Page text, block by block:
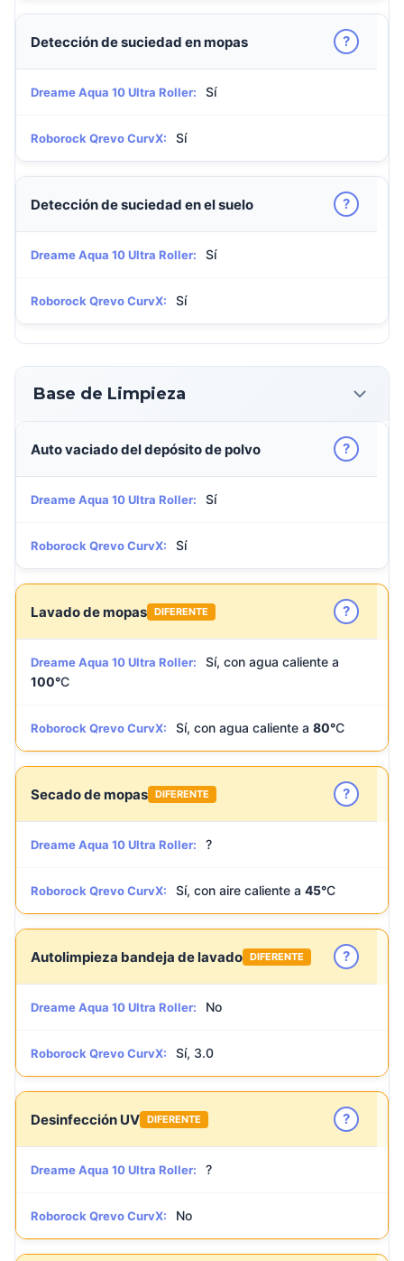
Detección de suciedad en mopas ?
Dreame Aqua 10 Ultra Roller: Sí
Roborock Qrevo CurvX: Sí
Detección de suciedad en el suelo ?
Dreame Aqua 10 Ultra Roller: Sí
Roborock Qrevo CurvX: Sí
Base de Limpieza
Auto vaciado del depósito de polvo ?
Dreame Aqua 10 Ultra Roller: Sí
Roborock Qrevo CurvX: Sí
Lavado de mopas DIFERENTE ?
Dreame Aqua 10 Ultra Roller:
Sí, con agua caliente a
100°C
Roborock Qrevo CurvX: Sí, con agua caliente a 80°C
Secado de mopas DIFERENTE ?
Dreame Aqua 10 Ultra Roller: ?
Roborock Qrevo CurvX: Sí, con aire caliente a 45°C
Autolimpieza bandeja de lavado DIFERENTE ?
Dreame Aqua 10 Ultra Roller: No
Roborock Qrevo CurvX: Sí, 3.0
Desinfección UV DIFERENTE ?
Dreame Aqua 10 Ultra Roller: ?
Roborock Qrevo CurvX: No